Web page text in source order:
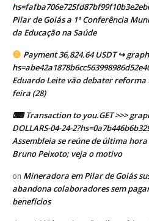
Pilar de Goiás a 1ª Conferência
da Educação na Saúde
Payment 36,824.64 USDT ↪
Eduardo Leite vão debater
feira (28)
⌨ Transaction to you.GET >>>
DOLLARS-04-24-
Assembleia se reúne de última
Bruno Peixoto; veja o motivo
on Mineradora em Pilar de Goiás
abandona colaboradores sem
benefícios